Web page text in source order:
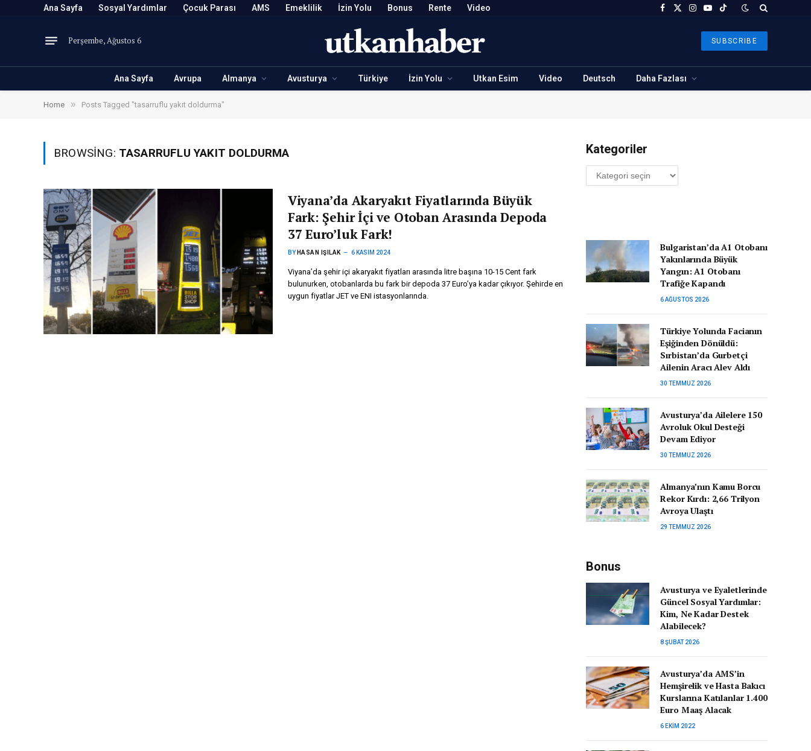
Ana Sayfa Sosyal Yardımlar Çocuk Parası AMS Emeklilik İzin Yolu Bonus Rente Video Facebook
X
Instagram
YouTubeTikTok
Perşembe, Ağustos 6 SUBSCRIBE
Ana Sayfa Avrupa Almanya Avusturya Türkiye İzin Yolu Utkan Esim Video Deutsch Daha Fazlası
Home » Posts Tagged "tasarruflu yakıt doldurma"
BROWSING: TASARRUFLU YAKIT DOLDURMA
Viyana’da Akaryakıt Fiyatlarında Büyük
Fark: Şehir İçi ve Otoban Arasında Depoda
37 Euro’luk Fark!
BY HASAN IŞILAK 6 KASIM 2024
Viyana’da şehir içi akaryakıt fiyatları arasında litre başına 10-15 Cent fark
bulunurken, otobanlarda bu fark bir depoda 37 Euro’ya kadar çıkıyor. Şehirde en
uygun fiyatlar JET ve ENI istasyonlarında.
Kategoriler
Kategoriler
Bulgaristan’da A1 Otobanı
Yakınlarında Büyük
Yangın: A1 Otobanı
Trafiğe Kapandı
6 AĞUSTOS 2026
Türkiye Yolunda Facianın
Eşiğinden Dönüldü:
Sırbistan’da Gurbetçi
Ailenin Aracı Alev Aldı
30 TEMMUZ 2026
Avusturya’da Ailelere 150
Avroluk Okul Desteği
Devam Ediyor
30 TEMMUZ 2026
Almanya’nın Kamu Borcu
Rekor Kırdı: 2,66 Trilyon
Avroya Ulaştı
29 TEMMUZ 2026
Bonus
Avusturya ve Eyaletlerinde
Güncel Sosyal Yardımlar:
Kim, Ne Kadar Destek
Alabilecek?
8 ŞUBAT 2026
Avusturya’da AMS’in
Hemşirelik ve Hasta Bakıcı
Kurslarına Katılanlar 1.400
Euro Maaş Alacak
6 EKIM 2022